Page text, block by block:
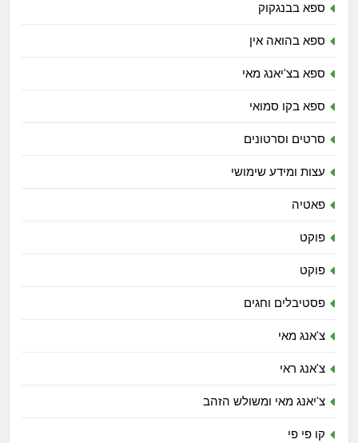
ספא בבנגקוק
ספא בהואה אין
ספא בצ'יאנג מאי
ספא בקו סמואי
סרטים וסרטונים
עצות ומידע שימושי
פאטיה
פוקט
פוקט
פסטיבלים וחגים
צ'אנג מאי
צ'אנג ראי
צ'יאנג מאי ומשולש הזהב
קו פי פי